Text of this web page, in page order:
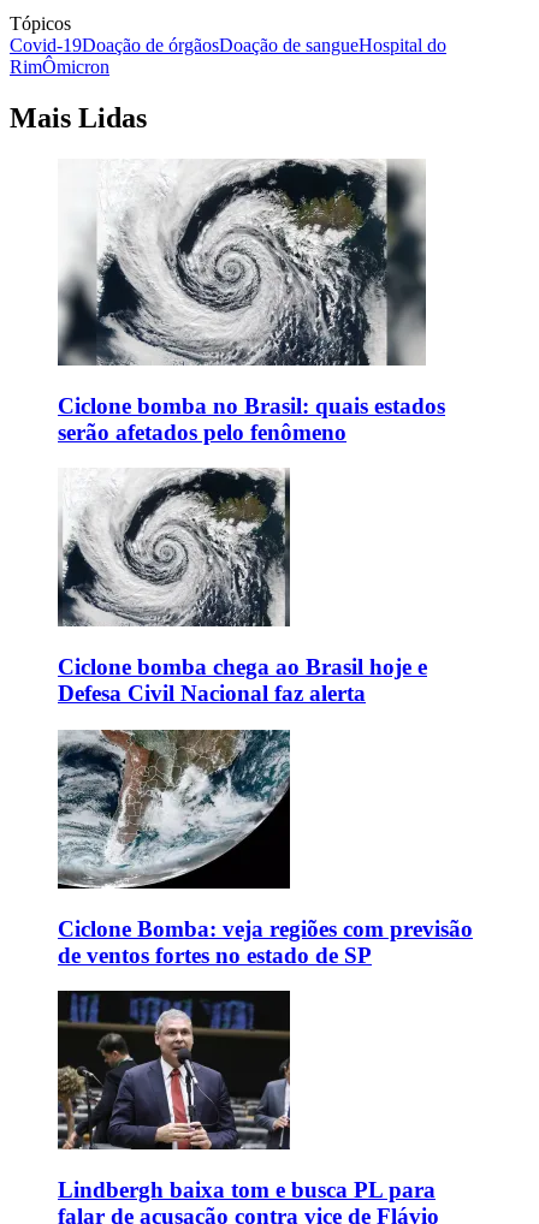
Tópicos
Covid-19Doação de órgãosDoação de sangueHospital do
RimÔmicron
Mais Lidas
Ciclone bomba no Brasil: quais estados
serão afetados pelo fenômeno
Ciclone bomba chega ao Brasil hoje e
Defesa Civil Nacional faz alerta
Ciclone Bomba: veja regiões com previsão
de ventos fortes no estado de SP
Lindbergh baixa tom e busca PL para
falar de acusação contra vice de Flávio